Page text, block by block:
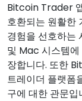
Bitcoin Trader
호환되는 원활한
경험을 선호하는
및 Mac 시스템
장합니다. 또한
트레이더 플랫폼
구에 대한 관문입